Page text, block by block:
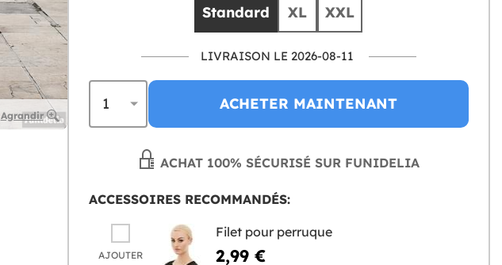
Agrandir
Standard XL XXL
LIVRAISON LE 2026-08-11
ACHETER MAINTENANT
ACHAT 100% SÉCURISÉ SUR FUNIDELIA
ACCESSOIRES RECOMMANDÉS:
AJOUTER
Filet pour perruque
2,99 €